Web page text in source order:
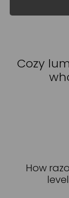
Cozy
How